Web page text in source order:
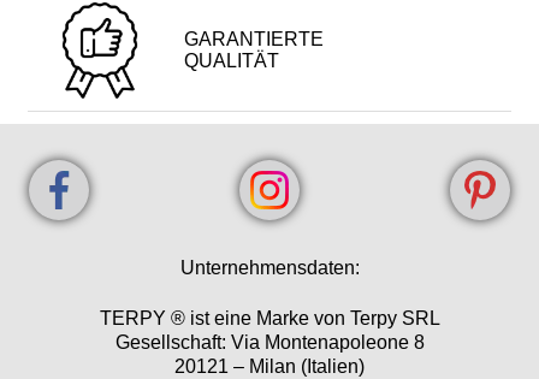
GARANTIERTE
QUALITÄT
Unternehmensdaten:
TERPY ® ist eine Marke von Terpy SRL
Gesellschaft: Via Montenapoleone 8
20121 – Milan (Italien)